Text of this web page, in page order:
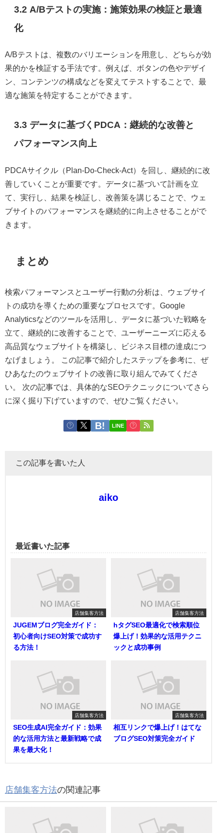
3.2 A/Bテストの実施：施策効果の検証と最適
化
A/Bテストは、複数のバリエーションを用意し、どちらが効
果的かを検証する手法です。例えば、ボタンの色やデザイ
ン、コンテンツの構成などを変えてテストすることで、最
適な施策を特定することができます。
3.3 データに基づくPDCA：継続的な改善と
パフォーマンス向上
PDCAサイクル（Plan-Do-Check-Act）を回し、継続的に改
善していくことが重要です。データに基づいて計画を立
て、実行し、結果を検証し、改善策を講じることで、ウェ
ブサイトのパフォーマンスを継続的に向上させることがで
きます。
まとめ
検索パフォーマンスとユーザー行動の分析は、ウェブサイ
トの成功を導くための重要なプロセスです。Google
Analyticsなどのツールを活用し、データに基づいた戦略を
立て、継続的に改善することで、ユーザーニーズに応える
高品質なウェブサイトを構築し、ビジネス目標の達成につ
なげましょう。 この記事で紹介したステップを参考に、ぜ
ひあなたのウェブサイトの改善に取り組んでみてくださ
い。 次の記事では、具体的なSEOテクニックについてさら
に深く掘り下げていますので、ぜひご覧ください。
LINE
この記事を書いた人
aiko
最近書いた記事
店舗集客方法
JUGEMブログ完全ガイド：
初心者向けSEO対策で成功す
る方法！
店舗集客方法
hタグSEO最適化で検索順位
爆上げ！効果的な活用テクニ
ックと成功事例
店舗集客方法
SEO生成AI完全ガイド：効果
的な活用方法と最新戦略で成
果を最大化！
店舗集客方法
相互リンクで爆上げ！はてな
ブログSEO対策完全ガイド
店舗集客方法の関連記事